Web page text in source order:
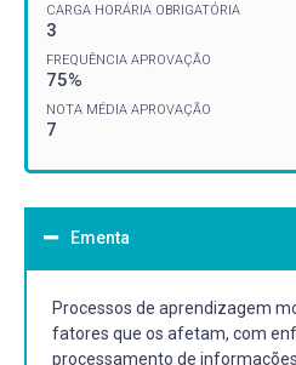
CARGA HORÁRIA OBRIGATÓRIA
3
FREQUÊNCIA APROVAÇÃO
75%
NOTA MÉDIA APROVAÇÃO
7
Ementa
Processos de aprendizagem
fatores que os afetam, com
processamento de informações.